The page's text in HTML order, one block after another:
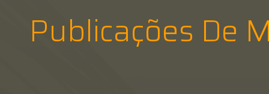
Publicações De